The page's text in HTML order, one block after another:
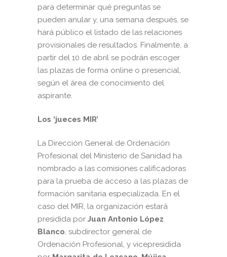
para determinar qué preguntas se
pueden anular y, una semana después, se
hará público el listado de las relaciones
provisionales de resultados. Finalmente, a
partir del 10 de abril se podrán escoger
las plazas de forma online o presencial,
según el área de conocimiento del
aspirante.
Los ‘jueces MIR’
La Dirección General de Ordenación
Profesional del Ministerio de Sanidad ha
nombrado a las comisiones calificadoras
para la prueba de acceso a las plazas de
formación sanitaria especializada. En el
caso del MIR, la organización estará
presidida por Juan Antonio López
Blanco, subdirector general de
Ordenación Profesional, y vicepresidida